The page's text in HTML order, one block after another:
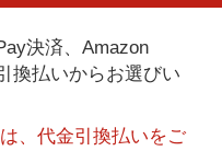
決済、Amazon
換払いからお選びい
、代金引換払いをご